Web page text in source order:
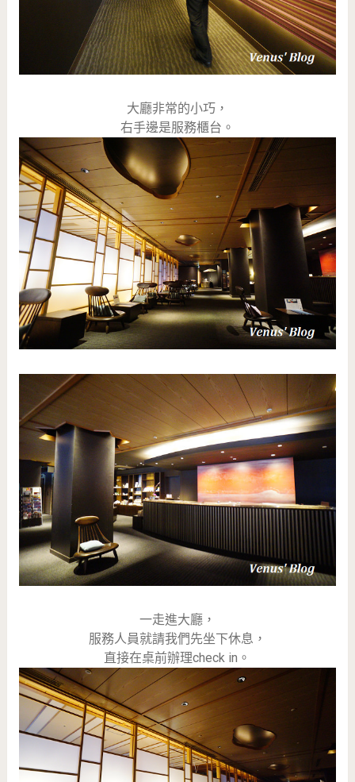
大廳非常的小巧，
右手邊是服務櫃台。
一走進大廳，
服務人員就請我們先坐下休息，
直接在桌前辦理check in。